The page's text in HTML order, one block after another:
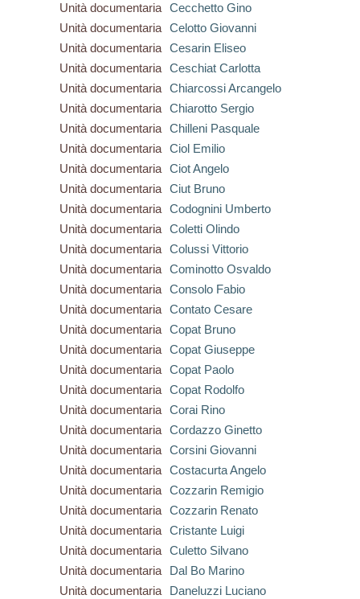
Unità documentaria
Cecchetto Gino
Unità documentaria
Celotto Giovanni
Unità documentaria
Cesarin Eliseo
Unità documentaria
Ceschiat Carlotta
Unità documentaria
Chiarcossi Arcangelo
Unità documentaria
Chiarotto Sergio
Unità documentaria
Chilleni Pasquale
Unità documentaria
Ciol Emilio
Unità documentaria
Ciot Angelo
Unità documentaria
Ciut Bruno
Unità documentaria
Codognini Umberto
Unità documentaria
Coletti Olindo
Unità documentaria
Colussi Vittorio
Unità documentaria
Cominotto Osvaldo
Unità documentaria
Consolo Fabio
Unità documentaria
Contato Cesare
Unità documentaria
Copat Bruno
Unità documentaria
Copat Giuseppe
Unità documentaria
Copat Paolo
Unità documentaria
Copat Rodolfo
Unità documentaria
Corai Rino
Unità documentaria
Cordazzo Ginetto
Unità documentaria
Corsini Giovanni
Unità documentaria
Costacurta Angelo
Unità documentaria
Cozzarin Remigio
Unità documentaria
Cozzarin Renato
Unità documentaria
Cristante Luigi
Unità documentaria
Culetto Silvano
Unità documentaria
Dal Bo Marino
Unità documentaria
Daneluzzi Luciano